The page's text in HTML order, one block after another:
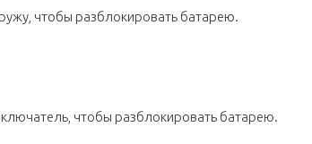
чтобы разблокировать батарею.
чтобы разблокировать батарею.